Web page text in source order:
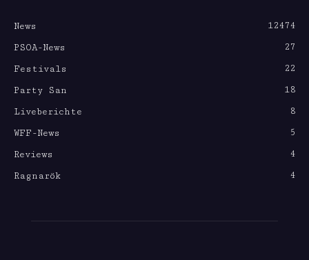
News
12474
PSOA-News
27
Festivals
22
Party San
18
Liveberichte
8
WFF-News
5
Reviews
4
Ragnarök
4